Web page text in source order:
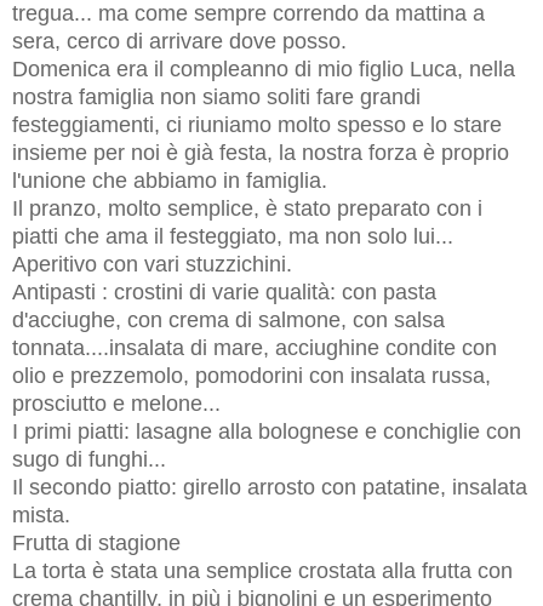
tregua... ma come sempre correndo da mattina a
sera, cerco di arrivare dove posso.
Domenica era il compleanno di mio figlio Luca, nella
nostra famiglia non siamo soliti fare grandi
festeggiamenti, ci riuniamo molto spesso e lo stare
insieme per noi è già festa, la nostra forza è proprio
l'unione che abbiamo in famiglia.
Il pranzo, molto semplice, è stato preparato con i
piatti che ama il festeggiato, ma non solo lui...
Aperitivo con vari stuzzichini.
Antipasti : crostini di varie qualità: con pasta
d'acciughe, con crema di salmone, con salsa
tonnata....insalata di mare, acciughine condite con
olio e prezzemolo, pomodorini con insalata russa,
prosciutto e melone...
I primi piatti: lasagne alla bolognese e conchiglie con
sugo di funghi...
Il secondo piatto: girello arrosto con patatine, insalata
mista.
Frutta di stagione
La torta è stata una semplice crostata alla frutta con
crema chantilly, in più i bignolini e un esperimento